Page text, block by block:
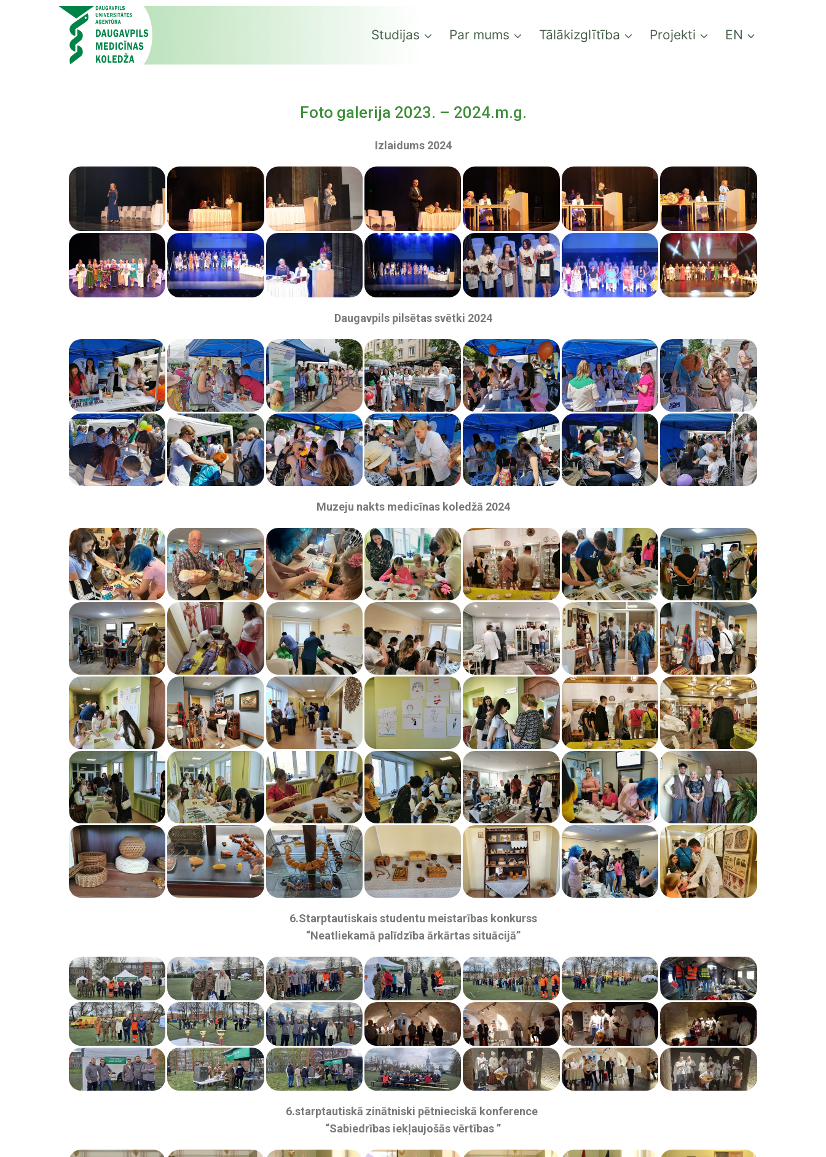
Studijas Par mums Tālākizglītība Projekti EN
Foto galerija 2023. – 2024.m.g.
Izlaidums 2024
Daugavpils pilsētas svētki 2024
Muzeju nakts medicīnas koledžā 2024
6.Starptautiskais studentu meistarības konkurss
“Neatliekamā palīdzība ārkārtas situācijā”
6.starptautiskā zinātniski pētnieciskā konference
“Sabiedrības iekļaujošās vērtības ”